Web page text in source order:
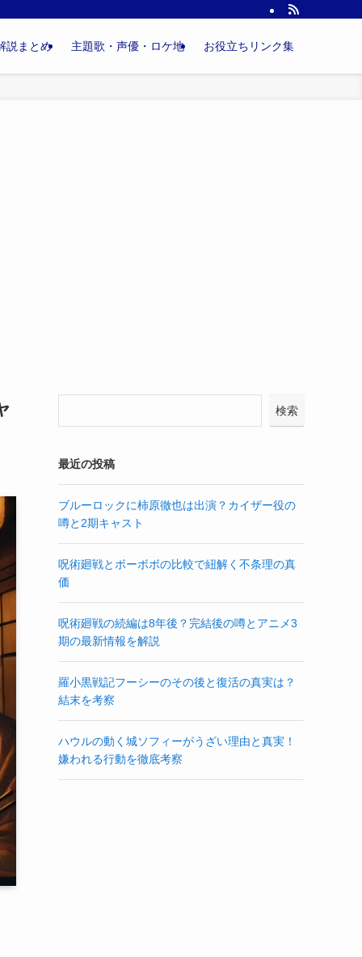
説まとめ 主題歌・声優・ロケ地 お役立ちリンク集
検索
最近の投稿
ブルーロックに柿原徹也は出演？カイザー役の
噂と2期キャスト
呪術廻戦とボーボボの比較で紐解く不条理の真
価
呪術廻戦の続編は8年後？完結後の噂とアニメ3
期の最新情報を解説
羅小黒戦記フーシーのその後と復活の真実は？
結末を考察
ハウルの動く城ソフィーがうざい理由と真実！
嫌われる行動を徹底考察